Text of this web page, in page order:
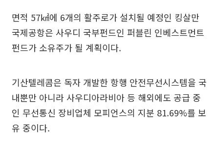
면적 57㎢에 6개의 활주로가 설치될 예정인 킹살만
국제공항은 사우디 국부펀드인 퍼블린 인베스트먼트
펀드가 소유주가 될 계획이다.
기산텔레콤은 독자 개발한 항행 안전무선시스템을 국
내뿐만 아니라 사우디아라비아 등 해외에도 공급 중
인 무선통신 장비업체 모피언스의 지분 81.69%를 보
유 중이다.